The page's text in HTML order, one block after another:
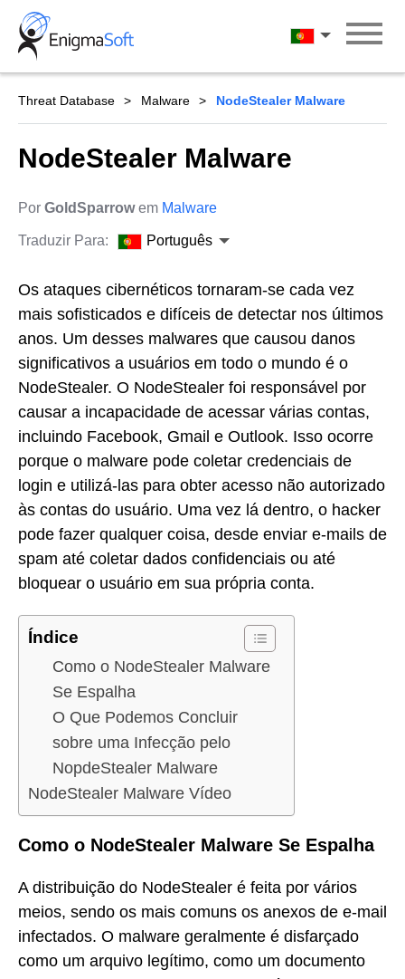
Skip
content
Português
Threat Database Malware NodeStealer Malware
NodeStealer Malware
Por GoldSparrowem Malware
Traduzir Para: Português
Os ataques cibernéticos tornaram-se cada vez
mais sofisticados e difíceis de detectar nos últimos
anos. Um desses malwares que causou danos
significativos a usuários em todo o mundo é o
NodeStealer. O NodeStealer foi responsável por
causar a incapacidade de acessar várias contas,
incluindo Facebook, Gmail e Outlook. Isso ocorre
porque o malware pode coletar credenciais de
login e utilizá-las para obter acesso não autorizado
às contas do usuário. Uma vez lá dentro, o hacker
pode fazer qualquer coisa, desde enviar e-mails de
spam até coletar dados confidenciais ou até
bloquear o usuário em sua própria conta.
Índice
Como o NodeStealer Malware
Se Espalha
O Que Podemos Concluir
sobre uma Infecção pelo
NopdeStealer Malware
NodeStealer Malware Vídeo
Como o NodeStealer Malware Se Espalha
A distribuição do NodeStealer é feita por vários
meios, sendo os mais comuns os anexos de e-mail
infectados. O malware geralmente é disfarçado
como um arquivo legítimo, como um documento